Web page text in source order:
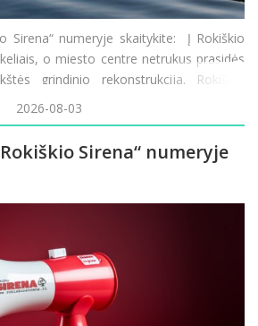
Sirena“ numeryje skaitykite: Į Rokiškio
o miesto centre netrukus prasidės
grindinio rekonstrukcija. Rokiškio
komanda, tačiau joje ko
2026-08-03
Sirena“ numeryje